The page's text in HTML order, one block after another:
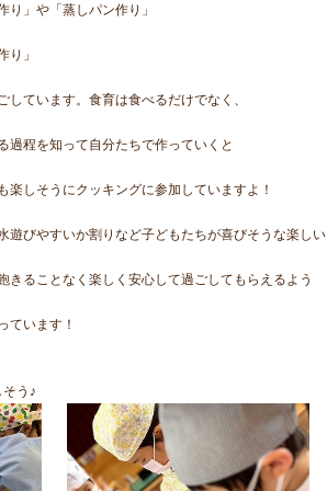
り」や「蒸しパン作り」
り」
ています。食育は食べるだけでなく、
過程を知って自分たちで作っていくと
楽しそうにクッキングに参加していますよ！
遊びやすいか割りなど子どもたちが喜びそうな楽しい
きることなく楽しく安心して過ごしてもらえるよう
ています！
う♪